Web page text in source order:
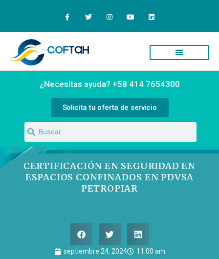
¿Necesitas ayuda? +58 414 7654300
Solicita tu oferta de servicio
CERTIFICACIÓN EN SEGURIDAD EN
ESPACIOS CONFINADOS EN PDVSA
PETROPIAR
septiembre 24, 2024 11:00 am